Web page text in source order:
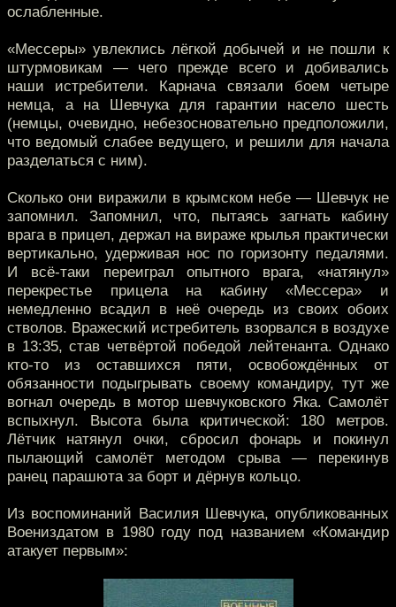
ослабленные.
«Мессеры» увлеклись лёгкой добычей и не пошли к
штурмовикам — чего прежде всего и добивались
наши истребители. Карнача связали боем четыре
немца, а на Шевчука для гарантии насело шесть
(немцы, очевидно, небезосновательно предположили,
что ведомый слабее ведущего, и решили для начала
разделаться с ним).
Сколько они виражили в крымском небе — Шевчук не
запомнил. Запомнил, что, пытаясь загнать кабину
врага в прицел, держал на вираже крылья практически
вертикально, удерживая нос по горизонту педалями.
И всё-таки переиграл опытного врага, «натянул»
перекрестье прицела на кабину «Мессера» и
немедленно всадил в неё очередь из своих обоих
стволов. Вражеский истребитель взорвался в воздухе
в 13:35, став четвёртой победой лейтенанта. Однако
кто-то из оставшихся пяти, освобождённых от
обязанности подыгрывать своему командиру, тут же
вогнал очередь в мотор шевчуковского Яка. Самолёт
вспыхнул. Высота была критической: 180 метров.
Лётчик натянул очки, сбросил фонарь и покинул
пылающий самолёт методом срыва — перекинув
ранец парашюта за борт и дёрнув кольцо.
Из воспоминаний Василия Шевчука, опубликованных
Воениздатом в 1980 году под названием «Командир
атакует первым»: